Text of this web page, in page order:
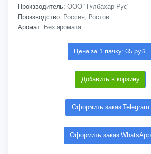
Производитель: ООО "Гулбахар Рус"
Производство: Россия, Ростов
Аромат: Без аромата
Цена за 1 пачку: 65 руб.
Добавить в корзину
Оформить заказ Telegram
Оформить заказ WhatsApp